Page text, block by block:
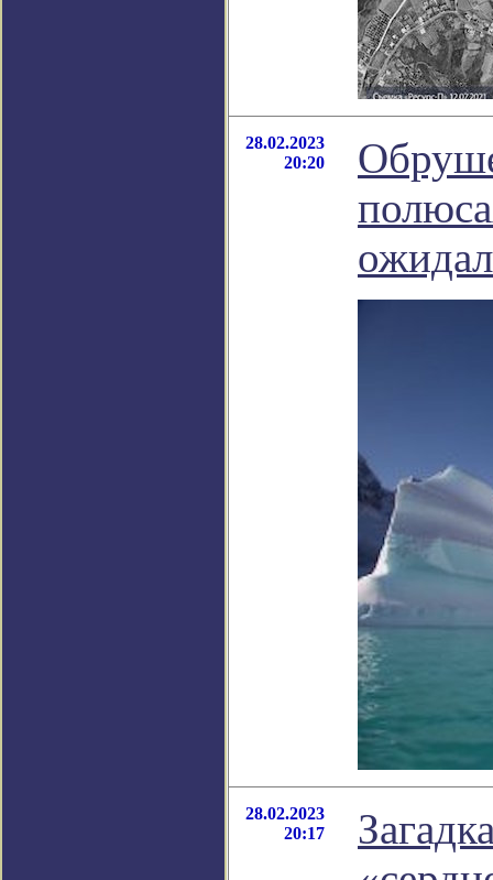
28.02.2023
20:20
28.02.2023
20:17